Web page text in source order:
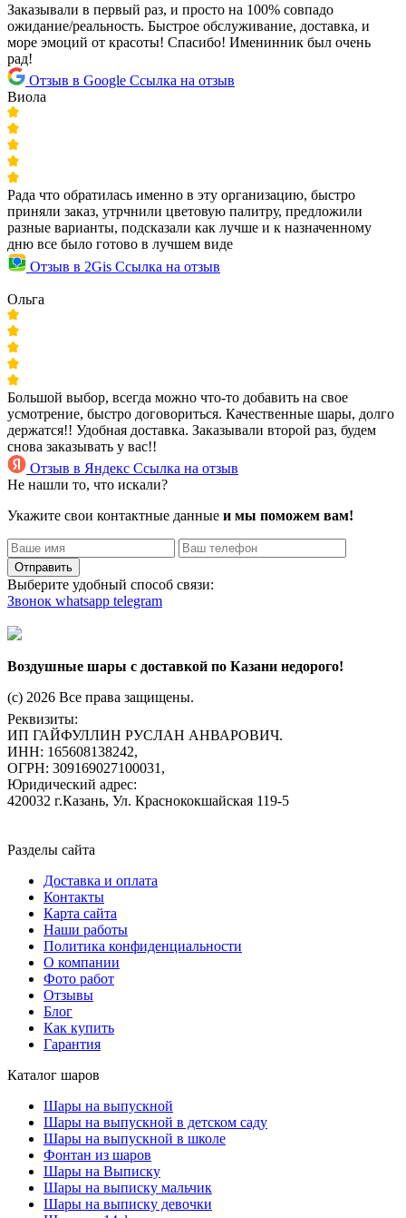
Заказывали в первый раз, и просто на 100% совпадо
ожидание/реальность. Быстрое обслуживание, доставка, и
море эмоций от красоты! Спасибо! Именинник был очень
рад!
Отзыв в Google Ссылка на отзыв
Виола
Рада что обратилась именно в эту организацию, быстро
приняли заказ, утрчнили цветовую палитру, предложили
разные варианты, подсказали как лучше и к назначенному
дню все было готово в лучшем виде
Отзыв в 2Gis Ссылка на отзыв
Ольга
Большой выбор, всегда можно что-то добавить на свое
усмотрение, быстро договориться. Качественные шары, долго
держатся!! Удобная доставка. Заказывали второй раз, будем
снова заказывать у вас!!
Отзыв в Яндекс Ссылка на отзыв
Не нашли то, что искали?
Укажите свои контактные данные и мы поможем вам!
Отправить
Выберите удобный способ связи:
Звонок whatsapp telegram
Воздушные шары с доставкой по Казани недорого!
(c) 2026 Все права защищены.
Реквизиты:
ИП ГАЙФУЛЛИН РУСЛАН АНВАРОВИЧ.
ИНН: 165608138242,
ОГРН: 309169027100031,
Юридический адрес:
420032 г.Казань, Ул. Краснококшайская 119-5
Разделы сайта
Доставка и оплата
Контакты
Карта сайта
Наши работы
Политика конфиденциальности
О компании
Фото работ
Отзывы
Блог
Как купить
Гарантия
Каталог шаров
Шары на выпускной
Шары на выпускной в детском саду
Шары на выпускной в школе
Фонтан из шаров
Шары на Выписку
Шары на выписку мальчик
Шары на выписку девочки